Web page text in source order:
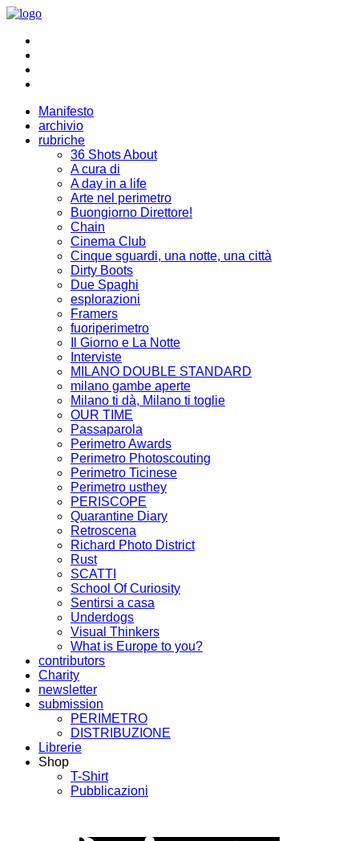
Manifesto
archivio
rubriche
36 Shots About
A cura di
A day in a life
Arte nel perimetro
Buongiorno Direttore!
Chain
Cinema Club
Cinque sguardi, una notte, una città
Dirty Boots
Due Spaghi
esplorazioni
Framers
fuoriperimetro
Il Giorno e La Notte
Interviste
MILANO DOUBLE STANDARD
milano gambe aperte
Milano ti dà, Milano ti toglie
OUR TIME
Passaparola
Perimetro Awards
Perimetro Photoscouting
Perimetro Ticinese
Perimetro usthey
PERISCOPE
Quarantine Diary
Retroscena
Richard Photo District
Rust
SCATTI
School Of Curiosity
Sentirsi a casa
Underdogs
Visual Thinkers
What is Europe to you?
contributors
Charity
newsletter
submission
PERIMETRO
DISTRIBUZIONE
Librerie
Shop
T-Shirt
Pubblicazioni